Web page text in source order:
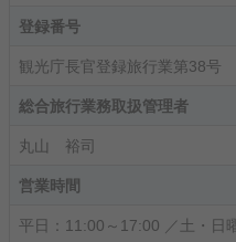
登録番号
観光庁長官登録旅行業第38号
総合旅行業務取扱管理者
丸山 裕司
営業時間
平日：11:00～17:00 ／土・日